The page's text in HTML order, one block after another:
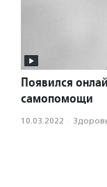
Появился
самопомощи
10.03.2022 ·